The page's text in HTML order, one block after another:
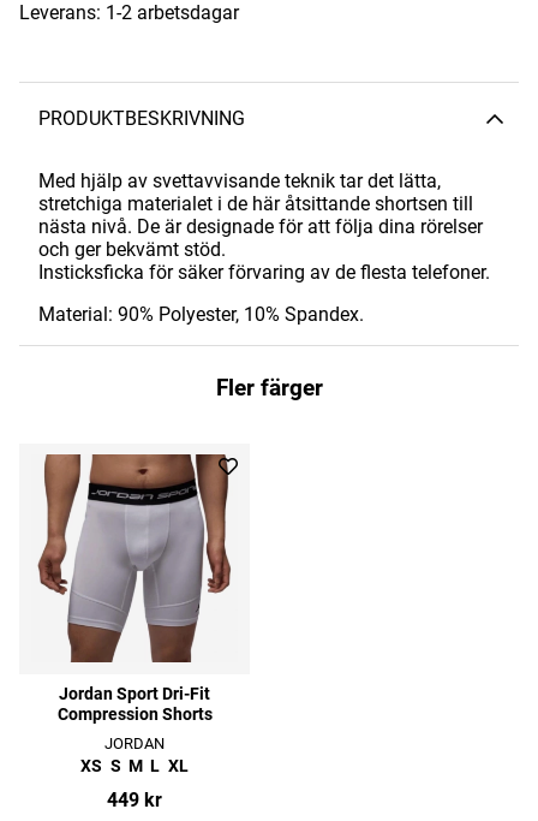
Leverans: 1-2 arbetsdagar
PRODUKTBESKRIVNING
Med hjälp av svettavvisande teknik tar det lätta,
stretchiga materialet i de här åtsittande shortsen till
nästa nivå. De är designade för att följa dina rörelser
och ger bekvämt stöd.
Insticksficka för säker förvaring av de flesta telefoner.
Material: 90% Polyester, 10% Spandex.
Fler färger
Jordan Sport Dri-Fit
Compression Shorts
JORDAN
XS S M L XL
449 kr